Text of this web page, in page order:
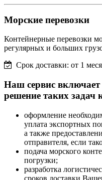
Морские перевозки
Контейнерные перевозки
регулярных и больших
Срок доставки: от 1
Наш сервис включает
решение таких задач
оформление
уплата экспортных
а также
отправителя, если
подача морского
погрузки;
разработка
сроков доставки